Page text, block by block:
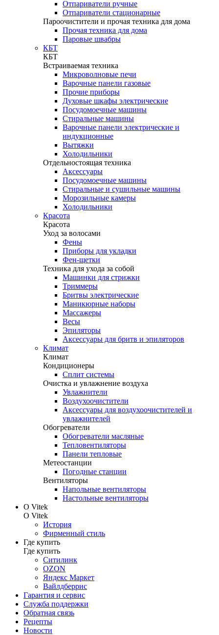
Отпариватели ручные
Отпариватели стационарные
Пароочистители и прочая техника для дома
Прочая техника для дома
Паровые швабры
КБТ
КБТ
Встраиваемая техника
Микроволновые печи
Варочные панели газовые
Прочие приборы
Духовые шкафы электрические
Посудомоечные машины
Стиральные машины
Варочные панели электрические и
индукционные
Вытяжки
Холодильники
Отдельностоящая техника
Аксессуары
Посудомоечные машины
Стиральные и сушильные машины
Морозильные камеры
Холодильники
Красота
Красота
Уход за волосами
Фены
Приборы для укладки
Фен-щетки
Техника для ухода за собой
Машинки для стрижки
Триммеры
Бритвы электрические
Маникюрные наборы
Массажеры
Весы
Эпиляторы
Аксессуары для бритв и эпиляторов
Климат
Климат
Кондиционеры
Сплит системы
Очистка и увлажнение воздуха
Увлажнители
Воздухоочистители
Аксессуары для воздухоочистителей и
увлажнителей
Обогреватели
Обогреватели масляные
Тепловентиляторы
Панели тепловые
Метеостанции
Погодные станции
Вентиляторы
Напольные вентиляторы
Настольные вентиляторы
О Vitek
О Vitek
История
Фирменный стиль
Где купить
Где купить
Ситилинк
OZON
Яндекс Маркет
Вайлдберрис
Гарантия и сервис
Служба поддержки
Обратная связь
Рецепты
Новости